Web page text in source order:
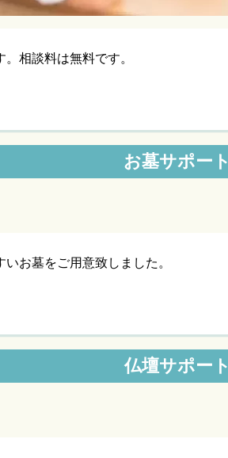
相談料は無料です。
お墓サポート
お墓をご用意致しました。
仏壇サポート